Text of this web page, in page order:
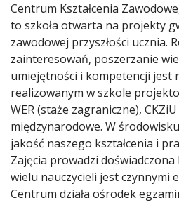
Centrum Kształcenia
to szkoła otwarta na projekty
zawodowej przyszłości ucznia.
zainteresowań, poszerzanie
umiejętności i kompetencji jest
realizowanym w szkole
WER (staże zagraniczne),
międzynarodowe. W
jakość naszego kształcenia i
Zajęcia prowadzi
wielu nauczycieli jest czynnymi
Centrum działa ośrodek